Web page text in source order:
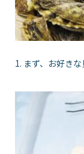
1. まず、お好き